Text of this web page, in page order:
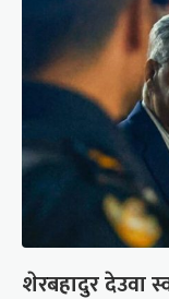
शेरबहादुर देउवा